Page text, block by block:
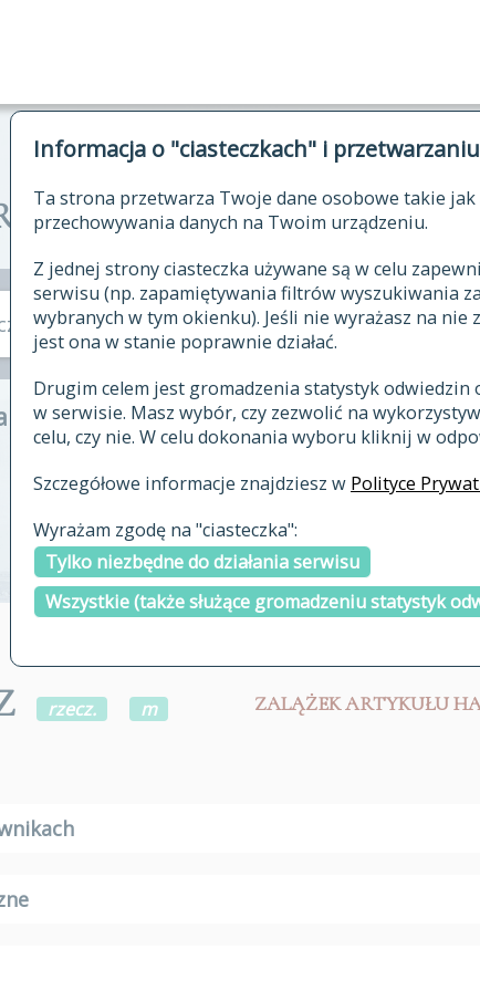
Informacja o "ciasteczkach" i
Ta strona przetwarza Twoje dane osobowe takie jak
przechowywania danych na Twoim urządzeniu.
Z jednej strony ciasteczka używane są w celu
serwisu (np. zapamiętywania filtrów wyszukiwania
wybranych w tym okienku). Jeśli nie wyrażasz na nie
jest ona w stanie poprawnie działać.
Drugim celem jest gromadzenia statystyk
w serwisie. Masz wybór, czy zezwolić na
celu, czy nie. W celu dokonania wyboru kliknij w
Szczegółowe informacje znajdziesz w Polityce
Wyrażam zgodę na "ciasteczka":
Tylko niezbędne do działania serwisu
Wszystkie (także służące gromadzeniu statystyk
SŁOWNIK
się od
hasła w indeksie
E F G H I J K L Ł M
rzecz. m ZALĄŻEK ARTYKUŁU